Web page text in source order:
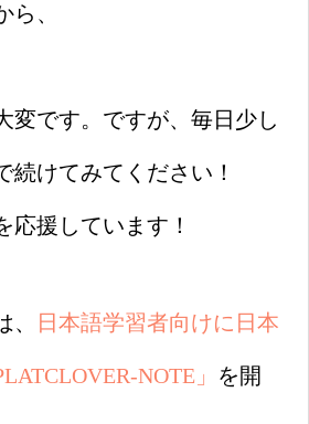
、
変です。ですが、毎日少し
続けてみてください！
応援しています！
日本語学習者向けに日本
NOTE」 を開